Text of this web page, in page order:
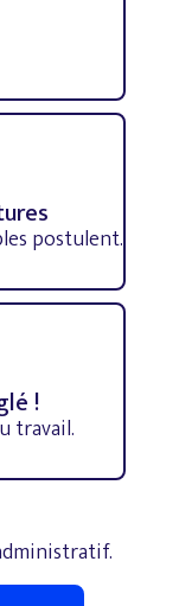
postulent.
!
travail.